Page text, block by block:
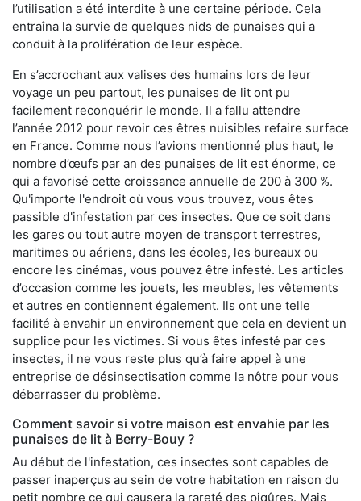
l’utilisation a été interdite à une certaine période. Cela
entraîna la survie de quelques nids de punaises qui a
conduit à la prolifération de leur espèce.
En s’accrochant aux valises des humains lors de leur
voyage un peu partout, les punaises de lit ont pu
facilement reconquérir le monde. Il a fallu attendre
l’année 2012 pour revoir ces êtres nuisibles refaire surface
en France. Comme nous l’avions mentionné plus haut, le
nombre d’œufs par an des punaises de lit est énorme, ce
qui a favorisé cette croissance annuelle de 200 à 300 %.
Qu'importe l'endroit où vous vous trouvez, vous êtes
passible d'infestation par ces insectes. Que ce soit dans
les gares ou tout autre moyen de transport terrestres,
maritimes ou aériens, dans les écoles, les bureaux ou
encore les cinémas, vous pouvez être infesté. Les articles
d’occasion comme les jouets, les meubles, les vêtements
et autres en contiennent également. Ils ont une telle
facilité à envahir un environnement que cela en devient un
supplice pour les victimes. Si vous êtes infesté par ces
insectes, il ne vous reste plus qu’à faire appel à une
entreprise de désinsectisation comme la nôtre pour vous
débarrasser du problème.
Comment savoir si votre maison est envahie par les
punaises de lit à Berry-Bouy ?
Au début de l'infestation, ces insectes sont capables de
passer inaperçus au sein de votre habitation en raison du
petit nombre ce qui causera la rareté des piqûres. Mais